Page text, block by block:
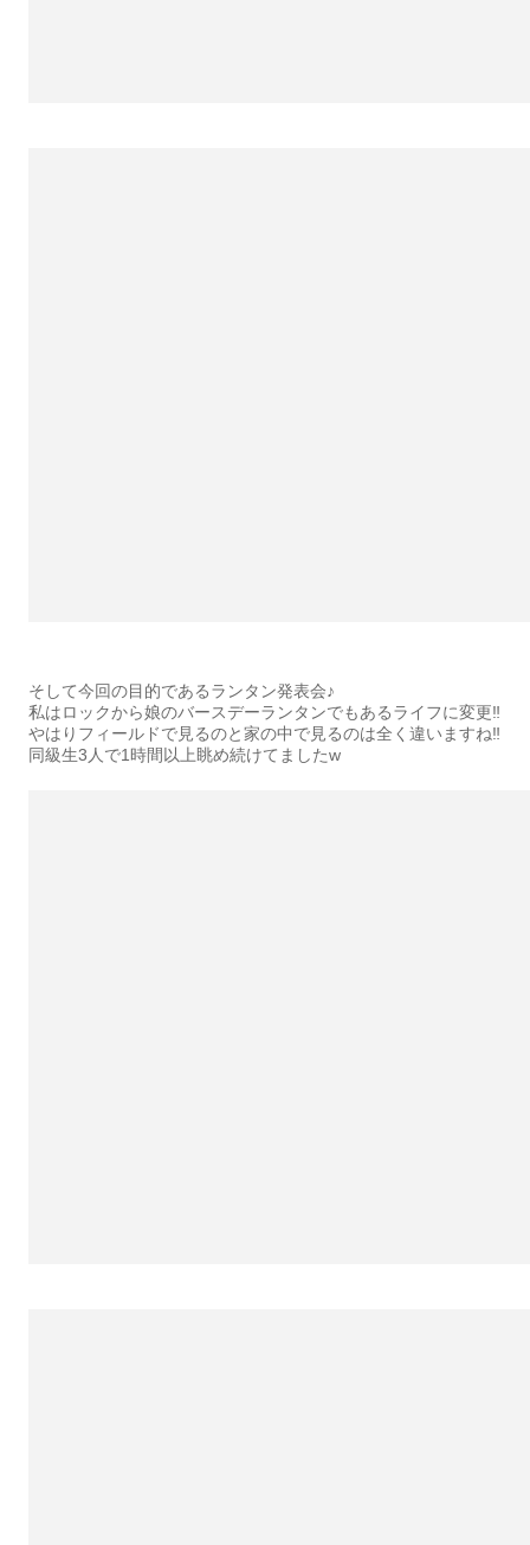
そして今回の目的であるランタン発表会♪
私はロックから娘のバースデーランタンでもあるライフに変更‼︎
やはりフィールドで見るのと家の中で見るのは全く違いますね‼︎
同級生3人で1時間以上眺め続けてましたw